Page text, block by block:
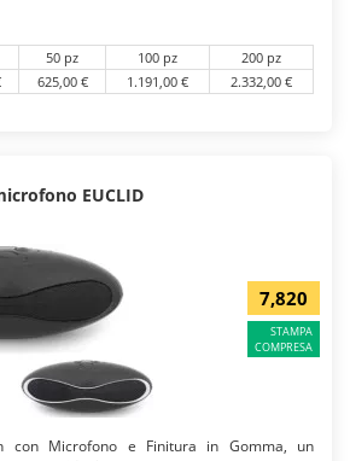
50 pz 100 pz
200 pz
625,00 € 1.191,00 € 2.332,00 €
EUCLID
7,820
STAMPA
COMPRESA
con Microfono e Finitura in Gomma, un